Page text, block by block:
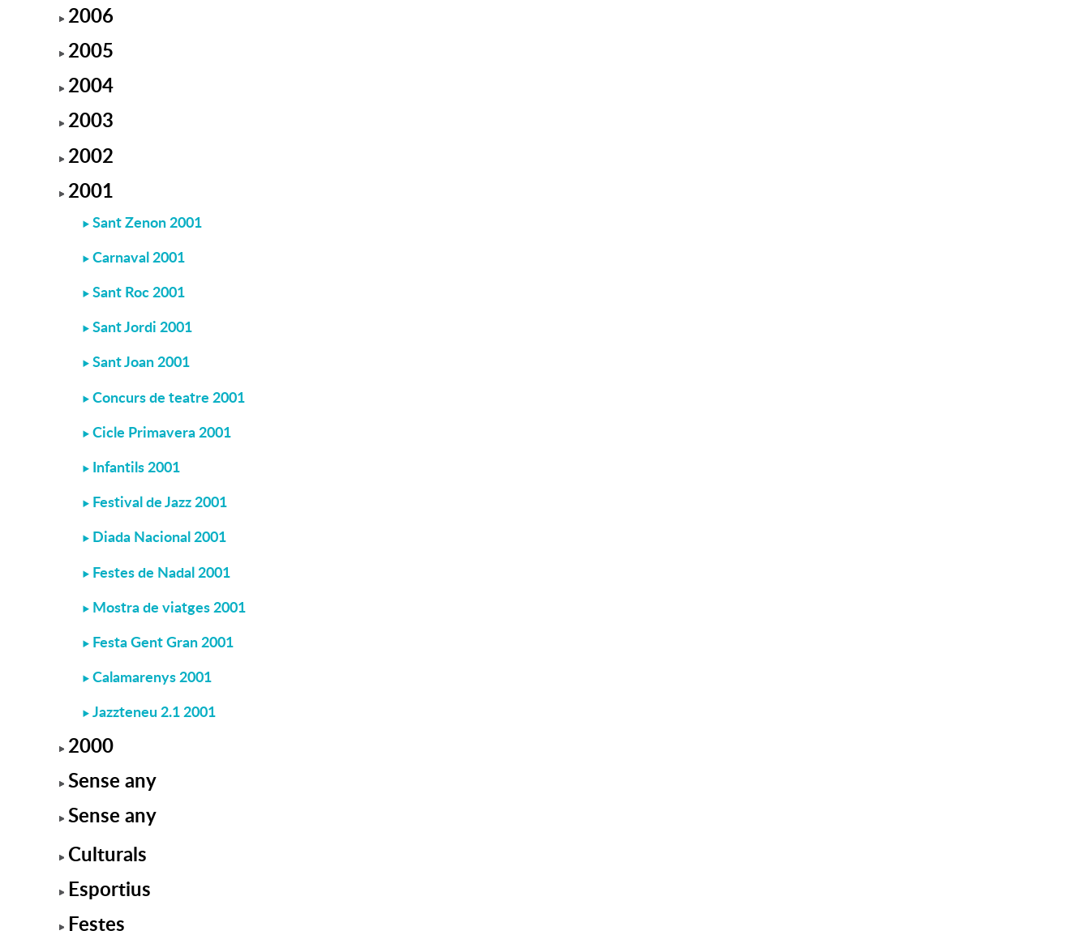
2006
2005
2004
2003
2002
2001
Sant Zenon 2001
Carnaval 2001
Sant Roc 2001
Sant Jordi 2001
Sant Joan 2001
Concurs de teatre 2001
Cicle Primavera 2001
Infantils 2001
Festival de Jazz 2001
Diada Nacional 2001
Festes de Nadal 2001
Mostra de viatges 2001
Festa Gent Gran 2001
Calamarenys 2001
Jazzteneu 2.1 2001
2000
Sense any
Sense any
Culturals
Esportius
Festes